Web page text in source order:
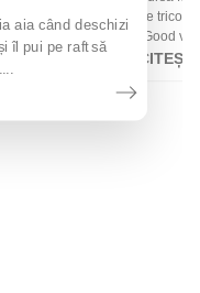
aia când deschizi
îl pui pe raft să
de
„Good